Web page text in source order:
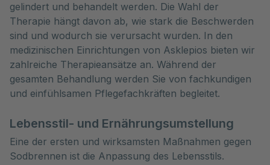
gelindert und behandelt werden. Die Wahl der
Therapie hängt davon ab, wie stark die Beschwerden
sind und wodurch sie verursacht wurden. In den
medizinischen Einrichtungen von Asklepios bieten wir
zahlreiche Therapieansätze an. Während der
gesamten Behandlung werden Sie von fachkundigen
und einfühlsamen Pflegefachkräften begleitet.
Lebensstil- und Ernährungsumstellung
Eine der ersten und wirksamsten Maßnahmen gegen
Sodbrennen ist die Anpassung des Lebensstils.